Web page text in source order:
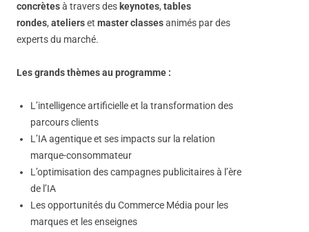
concrètesà travers des keynotes, tables
rondes, atelierset master classesanimés par des
experts du marché.
Les grands thèmes au programme :
L’intelligence artificielle et la transformation des
parcours clients
L’IA agentique et ses impacts sur la relation
marque-consommateur
L’optimisation des campagnes publicitaires à l’ère
de l’IA
Les opportunités du Commerce Média pour les
marques et les enseignes